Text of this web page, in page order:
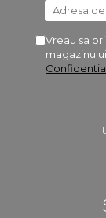
Vreau sa